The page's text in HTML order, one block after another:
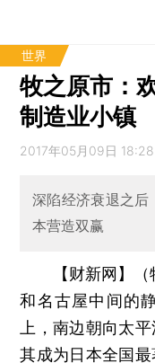
世界
牧之原市：
制造业小镇
2017年05月09日 18:28
深陷经济衰退之后
本营造双赢
【财新网】
和名古屋中间的
上，南边朝向太
其成为日本全国